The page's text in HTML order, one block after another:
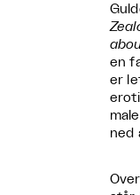
en
er
ned